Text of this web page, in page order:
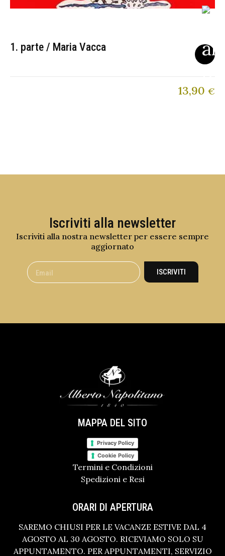
1. parte / Maria Vacca
13,90 €
Iscriviti alla newsletter
Iscriviti alla nostra newsletter per essere sempre
aggiornato
ISCRIVITI
MAPPA DEL SITO
Privacy Policy
Cookie Policy
Termini e Condizioni
Spedizioni e Resi
ORARI DI APERTURA
SAREMO CHIUSI PER LE VACANZE ESTIVE DAL 4
AGOSTO AL 30 AGOSTO. RICEVIAMO SOLO SU
APPUNTAMENTO. PER APPUNTAMENTI, SERVIZIO